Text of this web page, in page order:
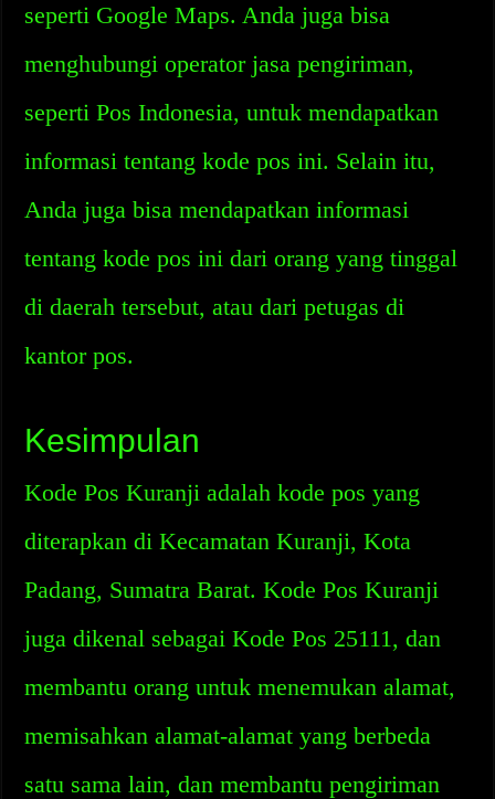
seperti Google Maps. Anda juga bisa
menghubungi operator jasa pengiriman,
seperti Pos Indonesia, untuk mendapatkan
informasi tentang kode pos ini. Selain itu,
Anda juga bisa mendapatkan informasi
tentang kode pos ini dari orang yang tinggal
di daerah tersebut, atau dari petugas di
kantor pos.
Kesimpulan
Kode Pos Kuranji adalah kode pos yang
diterapkan di Kecamatan Kuranji, Kota
Padang, Sumatra Barat. Kode Pos Kuranji
juga dikenal sebagai Kode Pos 25111, dan
membantu orang untuk menemukan alamat,
memisahkan alamat-alamat yang berbeda
satu sama lain, dan membantu pengiriman